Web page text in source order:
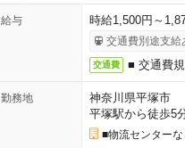
給与 時給1,500円～
交通費別途支給
交通費 ■ 交通費
勤務地
神奈川県平塚市
平塚駅から徒歩5
■物流センター